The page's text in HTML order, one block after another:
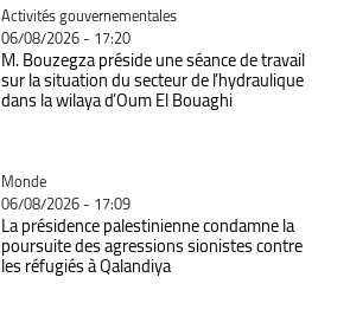
Catégorie
Activités gouvernementales
06/08/2026 - 17:20
M. Bouzegza préside une séance de travail
sur la situation du secteur de l’hydraulique
dans la wilaya d’Oum El Bouaghi
Catégorie
Monde
06/08/2026 - 17:09
La présidence palestinienne condamne la
poursuite des agressions sionistes contre
les réfugiés à Qalandiya